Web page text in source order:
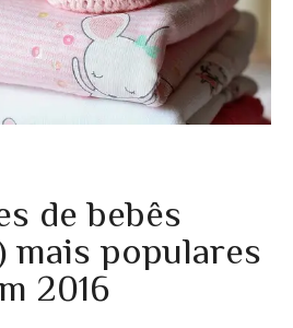
de bebês
mais populares
2016